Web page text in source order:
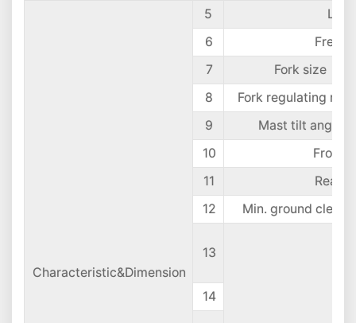
Characteristic&Dimension
5
Lift
6
Free
7
Fork size
8
Fork regulating
9
Mast tilt angle
10
Front
11
Rear
12
Min. ground
13
14